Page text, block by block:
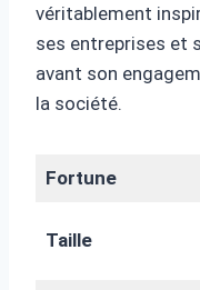
véritablement
ses entreprises et
avant son
la société.
Fortune
Taille